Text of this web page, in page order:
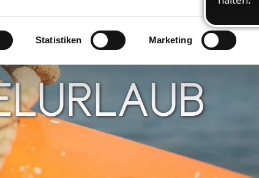
Statistiken Marketing